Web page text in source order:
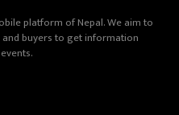
platform of Nepal. We aim to
buyers to get information